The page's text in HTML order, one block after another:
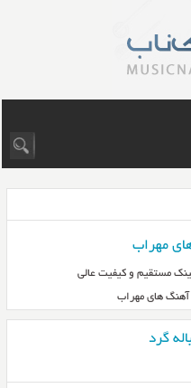
مهراب
مستقیم و کیفیت عالی
آهنگ های مهراب
گرد